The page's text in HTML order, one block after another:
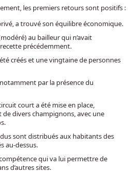
les premiers retours sont positifs :
a trouvé son équilibre économique.
au bailleur qui n’avait
précédemment.
créés et une vingtaine de personnes
par la présence du
court a été mise en place,
de divers champignons, avec une
sont distribués aux habitants des
au-dessus.
qui va lui permettre de
d’autres sites.